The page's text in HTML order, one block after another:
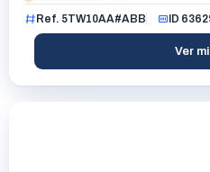
Ref. 5TW10AA#ABB
ID
Ver